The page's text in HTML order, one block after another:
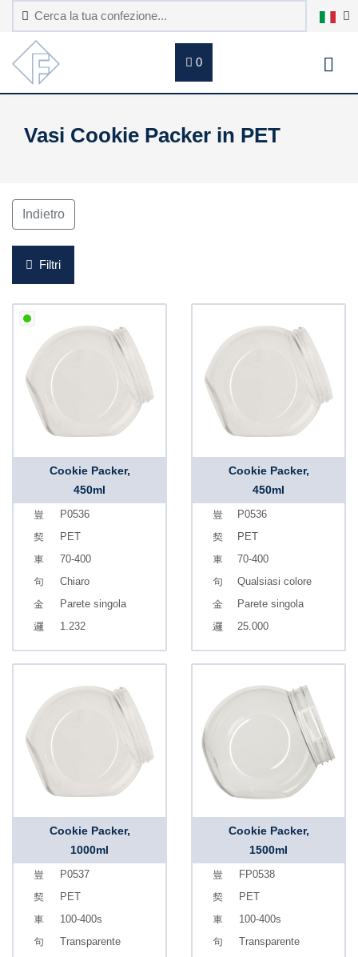
0
Vasi Cookie Packer in PET
Indietro
Filtri
Cookie Packer,
450ml
P0536
PET
70-400
Chiaro
Parete singola
1.232
Cookie Packer,
450ml
P0536
PET
70-400
Qualsiasi colore
Parete singola
25.000
Cookie Packer,
1000ml
P0537
PET
100-400s
Transparente
Cookie Packer,
1500ml
FP0538
PET
100-400s
Transparente